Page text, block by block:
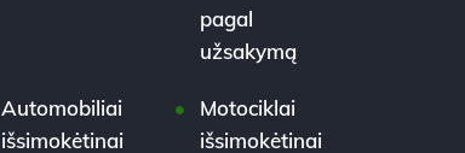
pagal
užsakymą
Automobiliai
išsimokėtinai
Motociklai
išsimokėtinai